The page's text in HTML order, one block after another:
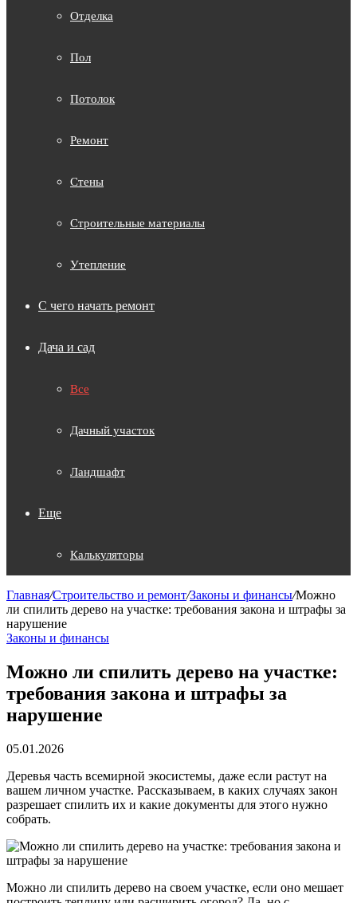
Отделка
Пол
Потолок
Ремонт
Стены
Строительные материалы
Утепление
С чего начать ремонт
Дача и сад
Все
Дачный участок
Ландшафт
Еще
Калькуляторы
Главная/Строительство и ремонт/Законы и финансы/Можно
ли спилить дерево на участке: требования закона и штрафы за
нарушение
Законы и финансы
Можно ли спилить дерево на участке:
требования закона и штрафы за
нарушение
05.01.2026
Деревья часть всемирной экосистемы, даже если растут на
вашем личном участке. Рассказываем, в каких случаях закон
разрешает спилить их и какие документы для этого нужно
собрать.
Можно ли спилить дерево на своем участке, если оно мешает